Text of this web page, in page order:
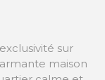
sur
maison